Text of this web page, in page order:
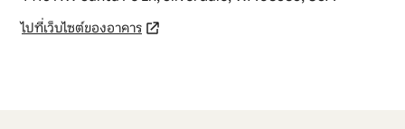
ไปที่เว็บไซต์ของอาคาร